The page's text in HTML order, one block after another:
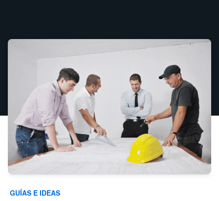
GUÍAS E IDEAS